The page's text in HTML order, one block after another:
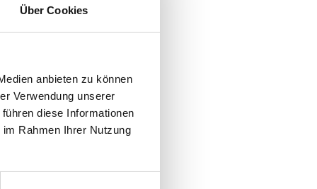
Über Cookies
anbieten zu können
Verwendung unserer
diese Informationen
Rahmen Ihrer Nutzung
consolefor more information).